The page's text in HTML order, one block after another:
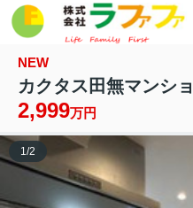
NEW
カクタス田無マンシ
2,999万円
1/2